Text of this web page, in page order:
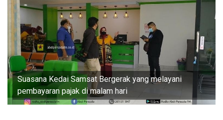
Suasana Kedai Samsat Bergerak yang melayani
pembayaran pajak di malam hari